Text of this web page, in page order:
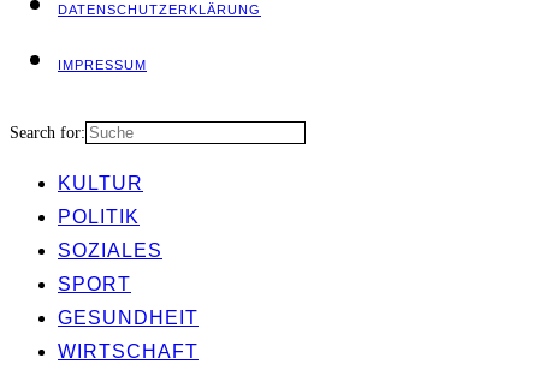
DATEN­SCHUTZ­ER­KLÄ­RUNG
IMPRES­SUM
Search for:
KUL­TUR
POLI­TIK
SOZIA­LES
SPORT
GESUND­HEIT
WIRT­SCHAFT